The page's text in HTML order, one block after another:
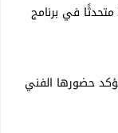
متحدثًا في برنامج
حضورها الفني